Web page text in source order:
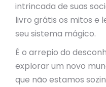
intrincada de suas
livro grátis os mitos e
seu sistema mágico.
É o arrepio do
explorar um novo
que não estamos